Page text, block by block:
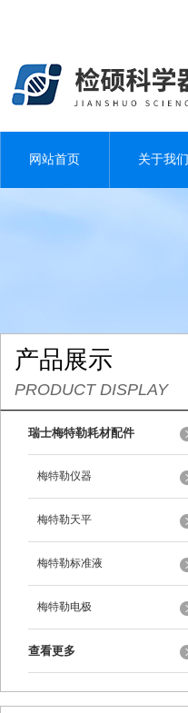
网站首页 关于我们
产品展示
PRODUCT DISPLAY
瑞士梅特勒耗材配件
梅特勒仪器
梅特勒天平
梅特勒标准液
梅特勒电极
查看更多